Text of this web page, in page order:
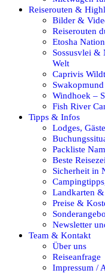
Reiserouten &
Bilder &
Reiserouten
Etosha
Sossusvlei &
Welt
Caprivis
Windhoek –
Fish River
Tipps & Infos
Lodges,
Packliste
Beste
Sicherheit in
Landkarten
Preise &
Newsletter
Team & Kontakt
Über uns
Reiseanfrage
Impressum /